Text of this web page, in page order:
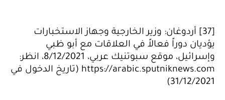
[37] أردوغان: وزير الخارجية وجهاز الاستخبارات
يؤديان دوراً فعالاً في العلاقات مع أبو ظبي
وإسرائيل، موقع سبوتنيك عربي، 8/12/2021، انظر:
https://arabic.sputniknews.com (تاريخ الدخول في
31/12/2021)